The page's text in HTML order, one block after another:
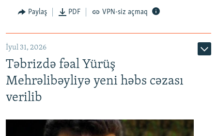
Paylaş PDF VPN-siz açmaq
İyul 31, 2026
Təbrizdə fəal Yürüş
Mehrəlibəyliyə yeni həbs cəzası
verilib